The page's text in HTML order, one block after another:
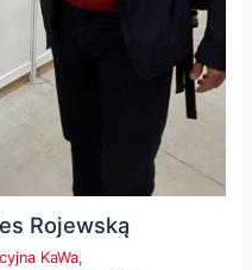
Rojewską
KaWa,